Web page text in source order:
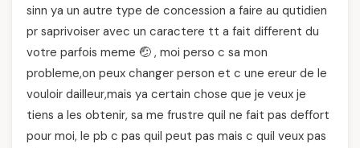
sinn ya un autre type de concession a faire au qutidien
pr saprivoiser avec un caractere tt a fait different du
votre parfois meme 🤕 , moi perso c sa mon
probleme,on peux changer person et c une ereur de le
vouloir dailleur,mais ya certain chose que je veux je
tiens a les obtenir, sa me frustre quil ne fait pas deffort
pour moi, le pb c pas quil peut pas mais c quil veux pas